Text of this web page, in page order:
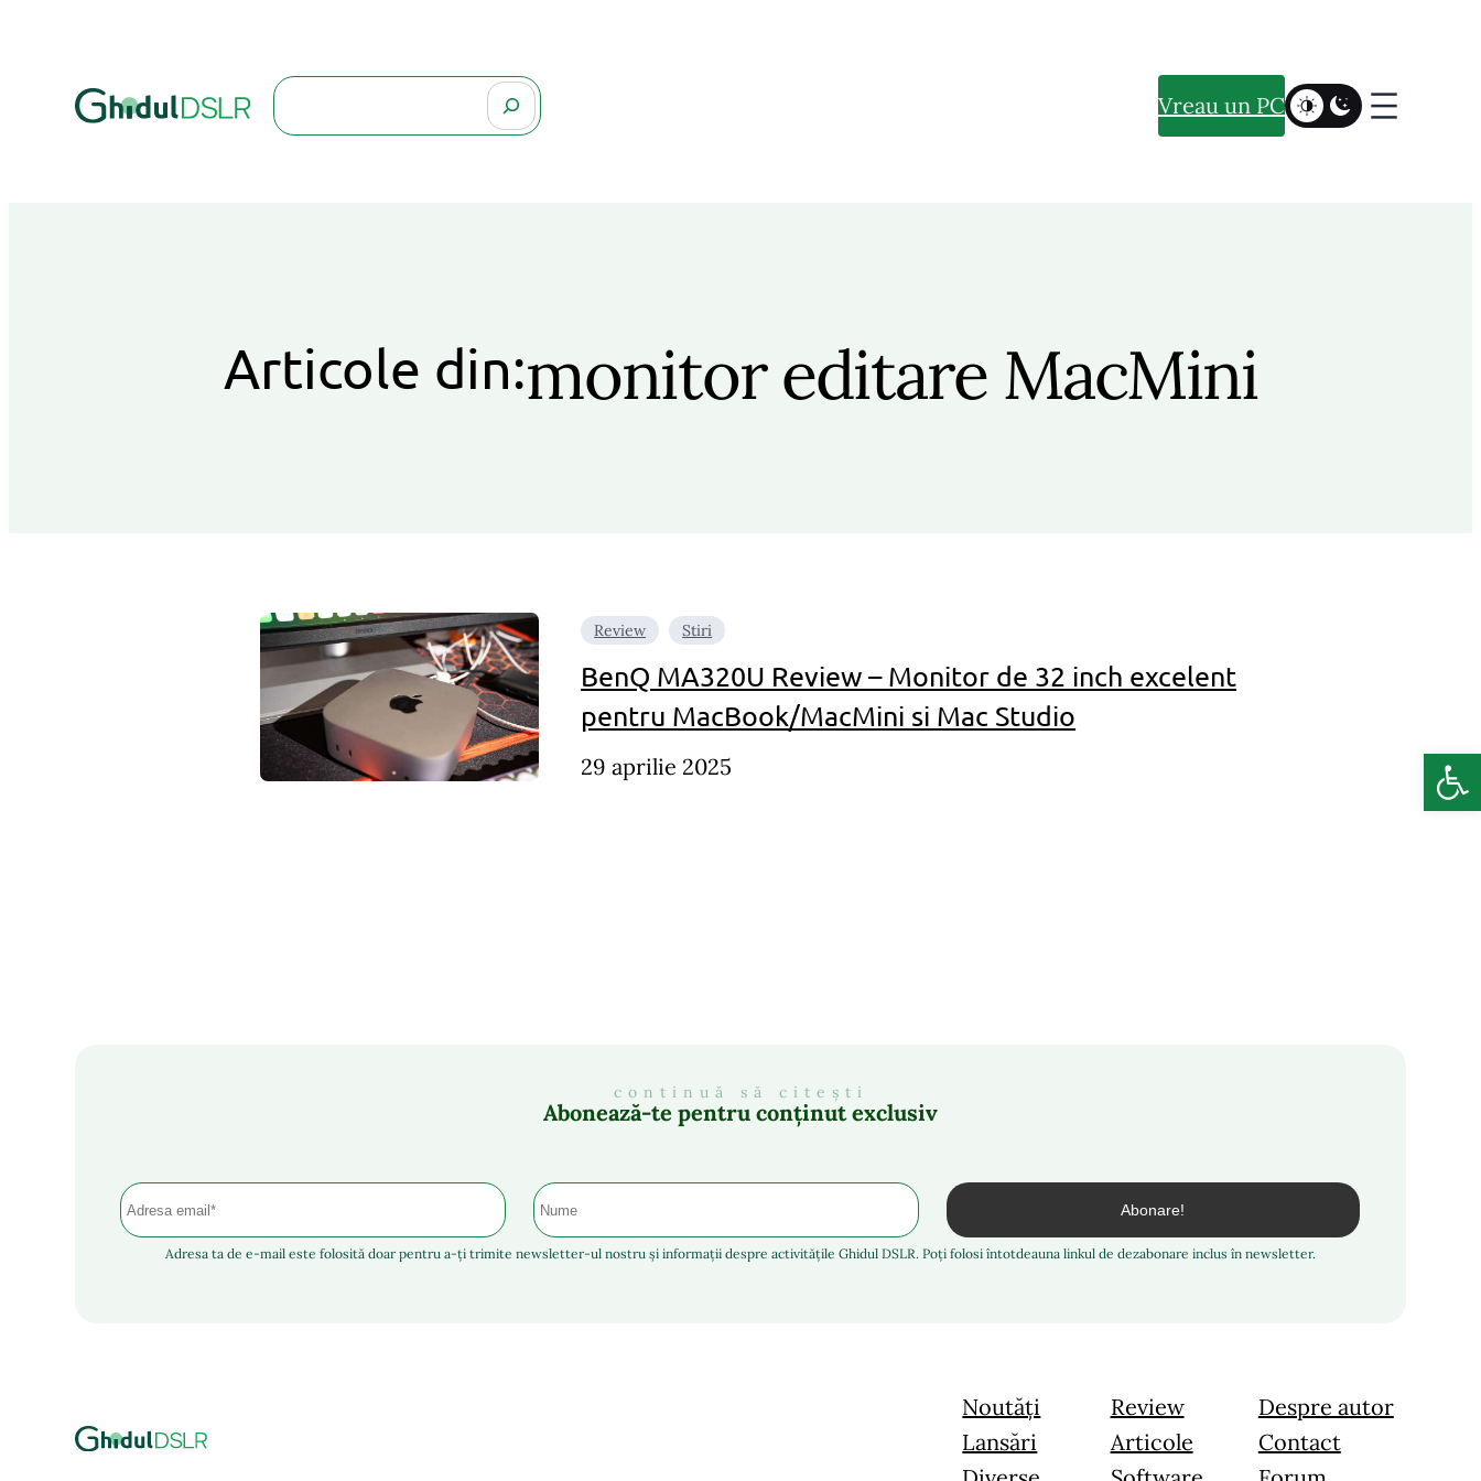
Search Vreau un PC
Articole din:monitor editare MacMini
Review Stiri
BenQ MA320U Review – Monitor de 32 inch excelent
pentru MacBook/MacMini si Mac Studio
29 aprilie 2025
continuă să citești
Abonează-te pentru conținut exclusiv
Adresa ta de e-mail este folosită doar pentru a-ți trimite newsletter-ul nostru și informații despre activitățile Ghidul DSLR. Poți folosi întotdeauna linkul de dezabonare inclus în newsletter.
Noutăți
Lansări
Review
Articole
Despre autor
Contact